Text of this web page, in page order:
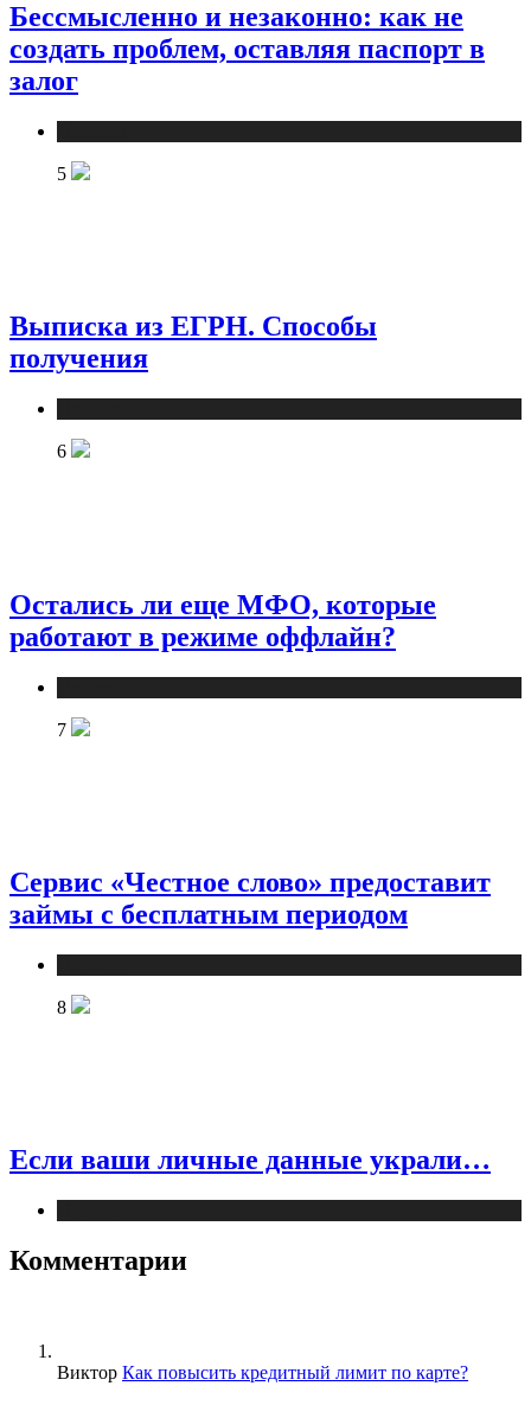
Бессмысленно и незаконно: как не
создать проблем, оставляя паспорт в
залог
5
Выписка из ЕГРН. Способы
получения
6
Остались ли еще МФО, которые
работают в режиме оффлайн?
7
Сервис «Честное слово» предоставит
займы с бесплатным периодом
8
Если ваши личные данные украли…
Комментарии
Виктор Как повысить кредитный лимит по карте?